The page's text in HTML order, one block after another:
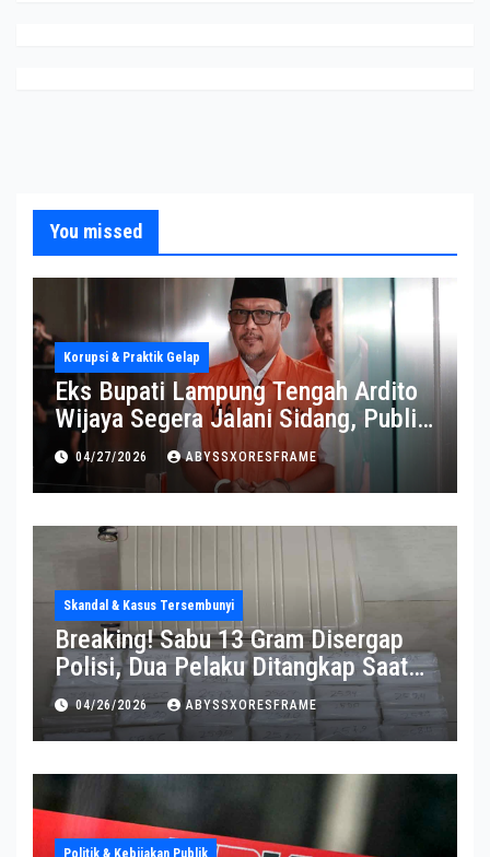
You missed
Korupsi & Praktik Gelap
Eks Bupati Lampung Tengah Ardito
Wijaya Segera Jalani Sidang, Publik
Soroti Perkembangannya
04/27/2026 ABYSSXORESFRAME
Skandal & Kasus Tersembunyi
Breaking! Sabu 13 Gram Disergap
Polisi, Dua Pelaku Ditangkap Saat
Operasi Berlangsung Di Tempat
04/26/2026 ABYSSXORESFRAME
Politik & Kebijakan Publik